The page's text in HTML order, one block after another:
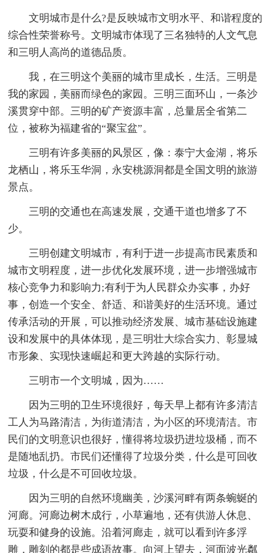
文明城市是什么?是反映城市文明水平、和谐程度的
综合性荣誉称号。文明城市体现了三名独特的人文气息
和三明人高尚的道德品质。
我，在三明这个美丽的城市里成长，生活。三明是
我的家园，美丽而绿色的家园。三明三面环山，一条沙
溪贯穿中部。三明的矿产资源丰富，总量居全省第二
位，被称为福建省的“聚宝盆”。
三明有许多美丽的风景区，像：泰宁大金湖，将乐
龙栖山，将乐玉华洞，永安桃源洞都是全国文明的旅游
景点。
三明的交通也在高速发展，交通干道也增多了不
少。
三明创建文明城市，有利于进一步提高市民素质和
城市文明程度，进一步优化发展环境，进一步增强城市
核心竞争力和影响力;有利于为人民群众办实事，办好
事，创造一个安全、舒适、和谐美好的生活环境。通过
传承活动的开展，可以推动经济发展、城市基础设施建
设和发展中的具体体现，是三明壮大综合实力、彰显城
市形象、实现快速崛起和更大跨越的实际行动。
三明市一个文明城，因为……
因为三明的卫生环境很好，每天早上都有许多清洁
工人为马路清洁，为街道清洁，为小区的环境清洁。市
民们的文明意识也很好，懂得将垃圾扔进垃圾桶，而不
是随地乱扔。市民们还懂得了垃圾分类，什么是可回收
垃圾，什么是不可回收垃圾。
因为三明的自然环境幽美，沙溪河畔有两条蜿蜒的
河廊。河廊边树木成行，小草遍地，还有供游人休息、
玩耍和健身的设施。沿着河廊走，就可以看到许多浮
雕，雕刻的都是些成语故事。向河上望去，河面波光粼